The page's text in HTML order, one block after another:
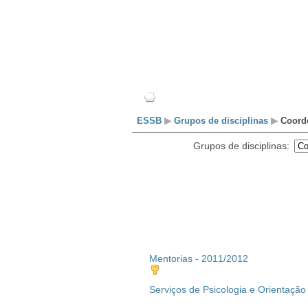
ESSB ▶ Grupos de disciplinas ▶
Grupos de disciplinas:
Mentorias - 2011/2012
Serviços de Psicologia e Orientação